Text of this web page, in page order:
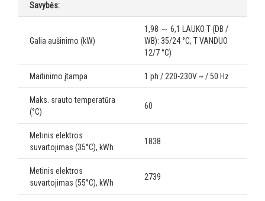
Savybės:
Galia aušinimo (kW)
1,98 ～ 6,1 LAUKO T (DB /
WB): 35/24 °C, T VANDUO
12/7 °C)
Maitinimo įtampa 1 ph / 220-230V ~ / 50 Hz
Maks. srauto temperatūra
(°C)
60
Metinis elektros
suvartojimas (35°C), kWh
1838
Metinis elektros
suvartojimas (55°C), kWh
2739